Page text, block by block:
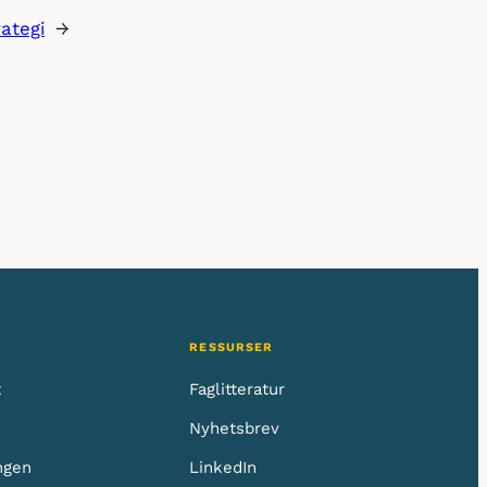
→
RESSURSER
Faglitteratur
Nyhetsbrev
LinkedIn